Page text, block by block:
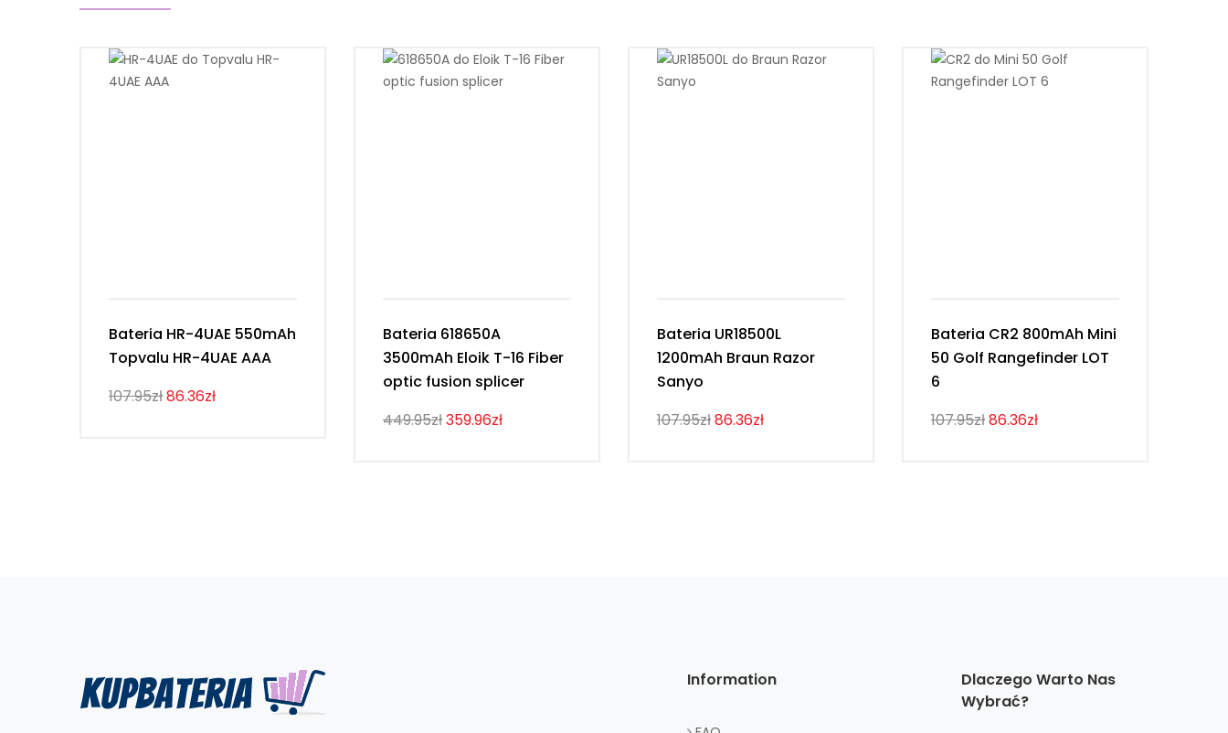
Bateria HR-4UAE 550mAh
Topvalu HR-4UAE AAA
107.95zł86.36zł
Bateria 618650A
3500mAh Eloik T-16 Fiber
optic fusion splicer
449.95zł359.96zł
Bateria UR18500L
1200mAh Braun Razor
Sanyo
107.95zł86.36zł
Bateria CR2 800mAh Mini
50 Golf Rangefinder LOT
6
107.95zł86.36zł
Information
Dlaczego Warto Nas
Wybrać?